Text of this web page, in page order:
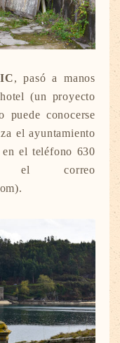
, pasó a manos
(un proyecto
puede conocerse
el ayuntamiento
el teléfono 630
correo